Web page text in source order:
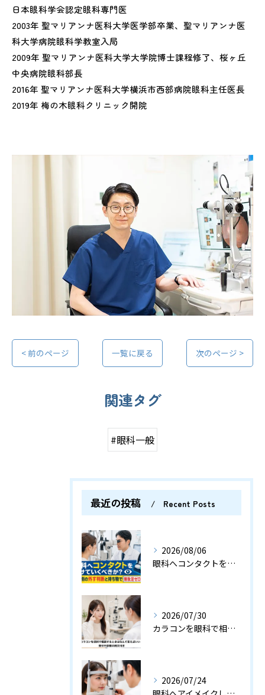
日本眼科学会認定眼科専門医
2003年 聖マリアンナ医科大学医学部卒業、聖マリアンナ医
科大学病院眼科学教室入局
2009年 聖マリアンナ医科大学大学院博士課程修了、桜ヶ丘
中央病院眼科部長
2016年 聖マリアンナ医科大学横浜市西部病院眼科主任医長
2019年 梅の木眼科クリニック開院
< 前のページ 一覧に戻る 次のページ >
関連タグ
#眼科一般
最近の投稿 Recent Posts
2026/08/06
眼科へコンタクトをつけていくべきか？検査別の外す判断と持ち物で無駄足ゼロの指南
2026/07/30
カラコンを眼科で相談するときはなんて言えばいい？受付や診察の例文付き
2026/07/24